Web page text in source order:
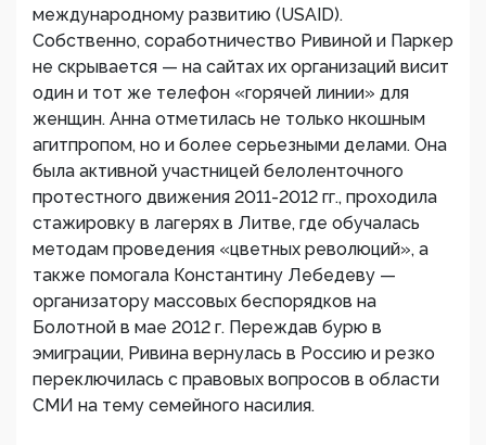
международному развитию (USAID).
Собственно, соработничество Ривиной и Паркер
не скрывается — на сайтах их организаций висит
один и тот же телефон «горячей линии» для
женщин. Анна отметилась не только нкошным
агитпропом, но и более серьезными делами. Она
была активной участницей белоленточного
протестного движения 2011-2012 гг., проходила
стажировку в лагерях в Литве, где обучалась
методам проведения «цветных революций», а
также помогала Константину Лебедеву —
организатору массовых беспорядков на
Болотной в мае 2012 г. Переждав бурю в
эмиграции, Ривина вернулась в Россию и резко
переключилась с правовых вопросов в области
СМИ на тему семейного насилия.